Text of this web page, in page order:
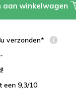
aan winkelwagen
verzonden*
een 9,3/10